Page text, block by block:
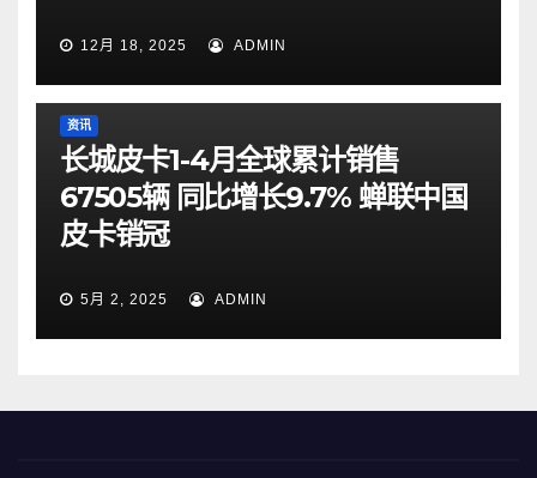
12月 18, 2025 ADMIN
资讯
长城皮卡1-4月全球累计销售
67505辆 同比增长9.7% 蝉联中国
皮卡销冠
5月 2, 2025 ADMIN